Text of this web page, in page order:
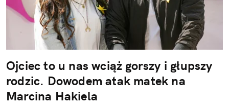
Ojciec to u nas wciąż gorszy i głupszy
rodzic. Dowodem atak matek na
Marcina Hakiela